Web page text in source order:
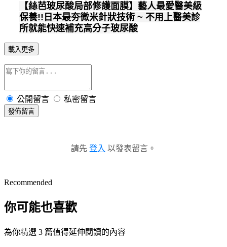
【絲芭玻尿酸局部修護面膜】藝人最愛醫美級
保養!!日本最夯微米針狀技術 ~ 不用上醫美診
所就能快速補充高分子玻尿酸
載入更多
公開留言 私密留言
發佈留言
請先 登入 以發表留言。
Recommended
你可能也喜歡
為你精選 3 篇值得延伸閱讀的內容